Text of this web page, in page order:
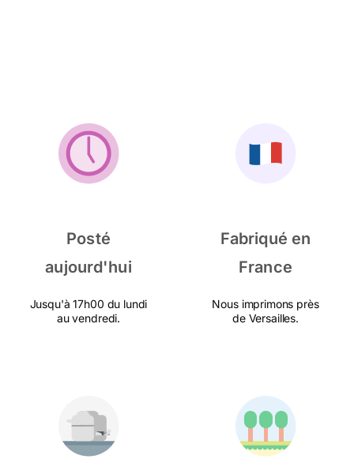
Posté
aujourd'hui
Jusqu'à 17h00 du lundi
au vendredi.
Fabriqué en
France
Nous imprimons près
de Versailles.